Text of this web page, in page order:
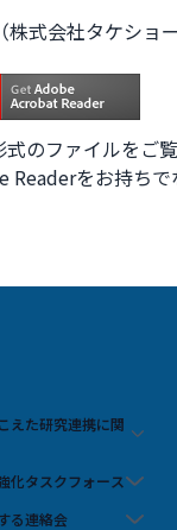
（株式会社タケシ
式のファイルをご
Readerをお持ち
えた研究連携に関
化タスクフォース
る連絡会